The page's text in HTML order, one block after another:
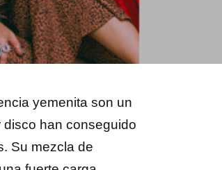
yemenita son un
han conseguido
Su mezcla de